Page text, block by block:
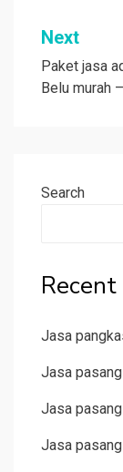
Next
Paket jasa
Belu murah
Search
Jasa
Jasa
Jasa
Jasa